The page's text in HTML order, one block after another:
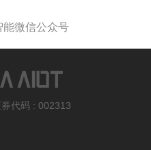
微信公众号
代码 : 002313